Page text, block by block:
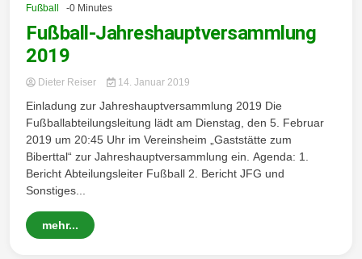
ein-
Wintersd
Fußball -0 Minutes
Fußball-Jahreshauptversammlung
2019
Dieter Reiser 14. Januar 2019
Einladung zur Jahreshauptversammlung 2019 Die
Fußballabteilungsleitung lädt am Dienstag, den 5. Februar
2019 um 20:45 Uhr im Vereinsheim „Gaststätte zum
Biberttal“ zur Jahreshauptversammlung ein. Agenda: 1.
Bericht Abteilungsleiter Fußball 2. Bericht JFG und
Sonstiges...
mehr...